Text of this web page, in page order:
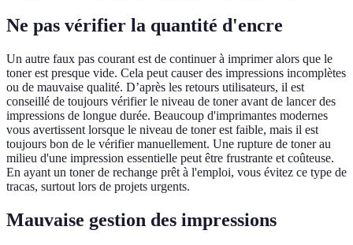
Ne pas vérifier la quantité d'encre
Un autre faux pas courant est de continuer à imprimer alors que le
toner est presque vide. Cela peut causer des impressions incomplètes
ou de mauvaise qualité. D’après les retours utilisateurs, il est
conseillé de toujours vérifier le niveau de toner avant de lancer des
impressions de longue durée. Beaucoup d'imprimantes modernes
vous avertissent lorsque le niveau de toner est faible, mais il est
toujours bon de le vérifier manuellement. Une rupture de toner au
milieu d'une impression essentielle peut être frustrante et coûteuse.
En ayant un toner de rechange prêt à l'emploi, vous évitez ce type de
tracas, surtout lors de projets urgents.
Mauvaise gestion des impressions